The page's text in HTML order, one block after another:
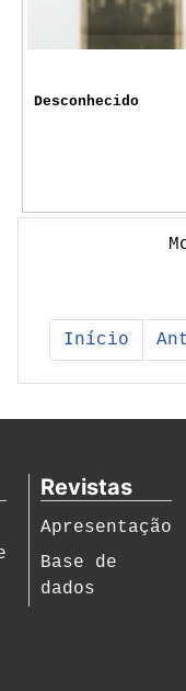
Início
Desconhecido
Revistas
Apresentação
Base de
dados